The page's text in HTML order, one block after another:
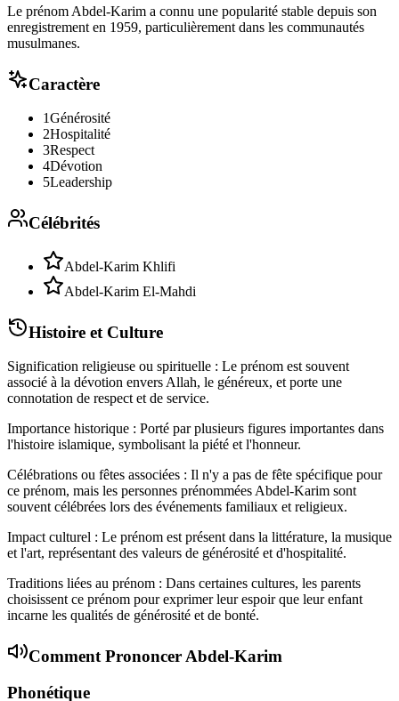
Le prénom Abdel-Karim a connu une popularité stable depuis son
enregistrement en 1959, particulièrement dans les communautés
musulmanes.
Caractère
1Générosité
2Hospitalité
3Respect
4Dévotion
5Leadership
Célébrités
Abdel-Karim Khlifi
Abdel-Karim El-Mahdi
Histoire et Culture
Signification religieuse ou spirituelle : Le prénom est souvent
associé à la dévotion envers Allah, le généreux, et porte une
connotation de respect et de service.
Importance historique : Porté par plusieurs figures importantes dans
l'histoire islamique, symbolisant la piété et l'honneur.
Célébrations ou fêtes associées : Il n'y a pas de fête spécifique pour
ce prénom, mais les personnes prénommées Abdel-Karim sont
souvent célébrées lors des événements familiaux et religieux.
Impact culturel : Le prénom est présent dans la littérature, la musique
et l'art, représentant des valeurs de générosité et d'hospitalité.
Traditions liées au prénom : Dans certaines cultures, les parents
choisissent ce prénom pour exprimer leur espoir que leur enfant
incarne les qualités de générosité et de bonté.
Comment Prononcer Abdel-Karim
Phonétique